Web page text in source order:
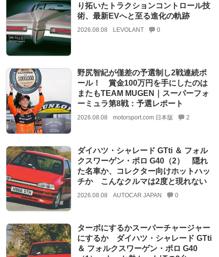
り拓いたトラクションコントロール技
術、最新EVへと至る進化の軌跡
2026.08.08 LEVOLANT 0
野尻智紀が僅差の予選制し2戦連続ポ
ール！ 賞金100万円を手にしたのは
またもTEAM MUGEN｜スーパーフォ
ーミュラ第8戦：予選レポート
2026.08.08 motorsport.com 日本版 2
ダイハツ・シャレード GTti ＆ フォル
クスワーゲン・ポロ G40（2） 隠れ
た名車か、コレクター向けホットハッ
チか こんなクルマは2度と現れない
2026.08.08 AUTOCAR JAPAN 0
ターボにするかスーパーチャージャー
にするか ダイハツ・シャレード GTti
＆ フォルクスワーゲン・ポロ G40